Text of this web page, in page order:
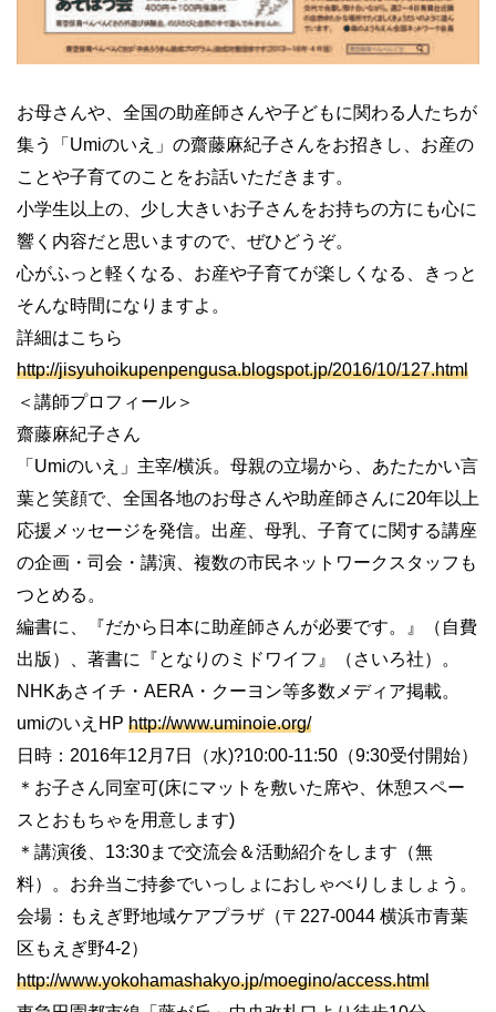
お母さんや、全国の助産師さんや子どもに関わる人たちが
集う「 Umiのいえ」の齋藤麻紀子さんをお招きし、お産の
ことや子育てのことをお話いただきます。
小学生以上の、少し大きいお子さんをお持ちの方にも心に
響く内容だと思いますので、ぜひどうぞ。
心がふっと軽くなる、お産や子育てが楽しくなる、きっと
そんな時間になりますよ。
詳細はこちら
http://jisyuhoikupenpengusa.blogspot.jp/2016/10/127.html
＜講師プロフィール＞
齋藤麻紀子さん
「 Umiのいえ」主宰/横浜。母親の立場から、あたたかい言
葉と笑顔で、全国各地のお母さんや助産師さんに20年以上
応援メッセージを発信。出産、母乳、子育てに関する講座
の企画・司会・講演、複数の市民ネットワークスタッフも
つとめる。
編書に、『だから日本に助産師さんが必要です。』（自費
出版）、著書に『となりのミドワイフ』（さいろ社）。
NHKあさイチ・ AERA ・クーヨン等多数メディア掲載。
umiのいえ HP http://www.uminoie.org/
日時： 2016年12 月 7日（水)?10:00-11:50 （9:30受付開始）
＊お子さん同室可(床にマットを敷いた席や、休憩スペー
スとおもちゃを用意します)
＊講演後、 13:30まで交流会＆活動紹介をします（無
料）。お弁当ご持参でいっしょにおしゃべりしましょう。
会場：もえぎ野地域ケアプラザ（〒 227-0044 横浜市青葉
区もえぎ野4-2）
http://www.yokohamashakyo.jp/moegino/access.html